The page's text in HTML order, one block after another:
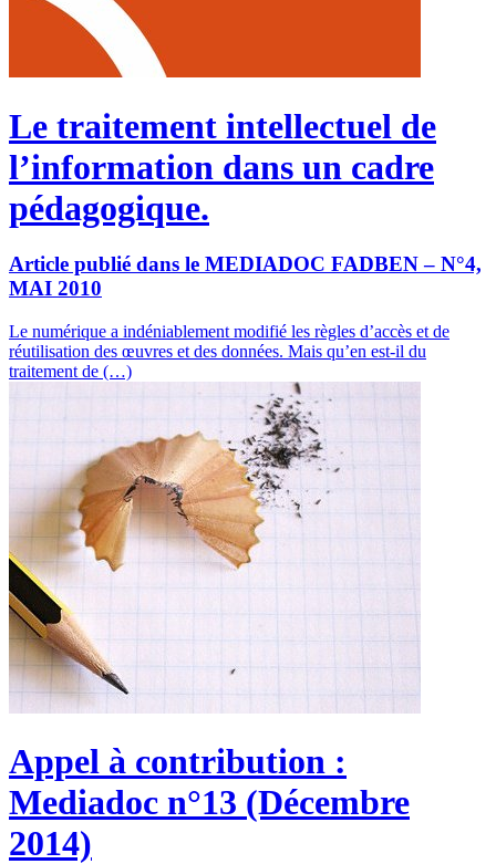
Le traitement intellectuel de
l’information dans un cadre
pédagogique.
Article publié dans le MEDIADOC FADBEN – N°4,
MAI 2010
Le numérique a indéniablement modifié les règles d’accès et de
réutilisation des œuvres et des données. Mais qu’en est-il du
traitement de (…)
Appel à contribution :
Mediadoc n°13 (Décembre
2014)